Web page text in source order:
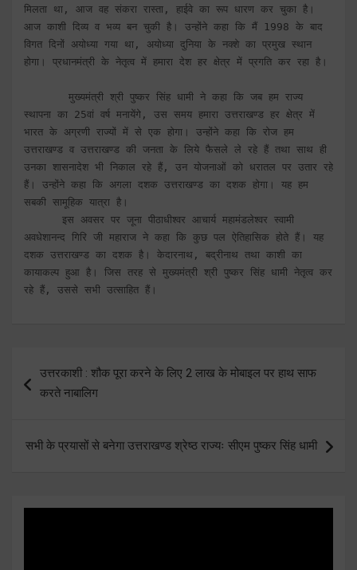
मिलता था, आज वह संकरा रास्ता, हाईवे का रूप धारण कर चुका है।
आज काशी दिव्य व भव्य बन चुकी है। उन्होंने कहा कि मैं 1998 के बाद
विगत दिनों अयोध्या गया था, अयोध्या दुनिया के नक्शे का प्रमुख स्थान
होगा। प्रधानमंत्री के नेतृत्व में हमारा देश हर क्षेत्र में प्रगति कर रहा है।
स्थापना का 25वां वर्ष मनायेंगे, उस समय हमारा उत्तराखण्ड हर क्षेत्र में
भारत के अग्रणी राज्यों में से एक होगा। उन्होंने कहा कि रोज हम
उत्तराखण्ड व उत्तराखण्ड की जनता के लिये फैसले ले रहे हैं तथा साथ ही
उनका शासनादेश भी निकाल रहे हैं, उन योजनाओं को धरातल पर उतार रहे
हैं। उन्होंने कहा कि अगला दशक उत्तराखण्ड का दशक होगा। यह हम
सबकी सामूहिक यात्रा है।
अवधेशानन्द गिरि जी महाराज ने कहा कि कुछ पल ऐतिहासिक होते हैं। यह
दशक उत्तराखण्ड का दशक है। केदारनाथ, बद्रीनाथ तथा काशी का
कायाकल्प हुआ है। जिस तरह से मुख्यमंत्री श्री पुष्कर सिंह धामी नेतृत्व कर
रहे हैं, उससे सभी उत्साहित हैं।
navigation
उत्तरकाशी : शौक पूरा करने के लिए 2 लाख के मोबाइल पर हाथ साफ
करते नाबालिग
सभी के प्रयासों से बनेगा उत्तराखण्ड श्रेष्ठ राज्यः सीएम पुष्कर सिंह धामी